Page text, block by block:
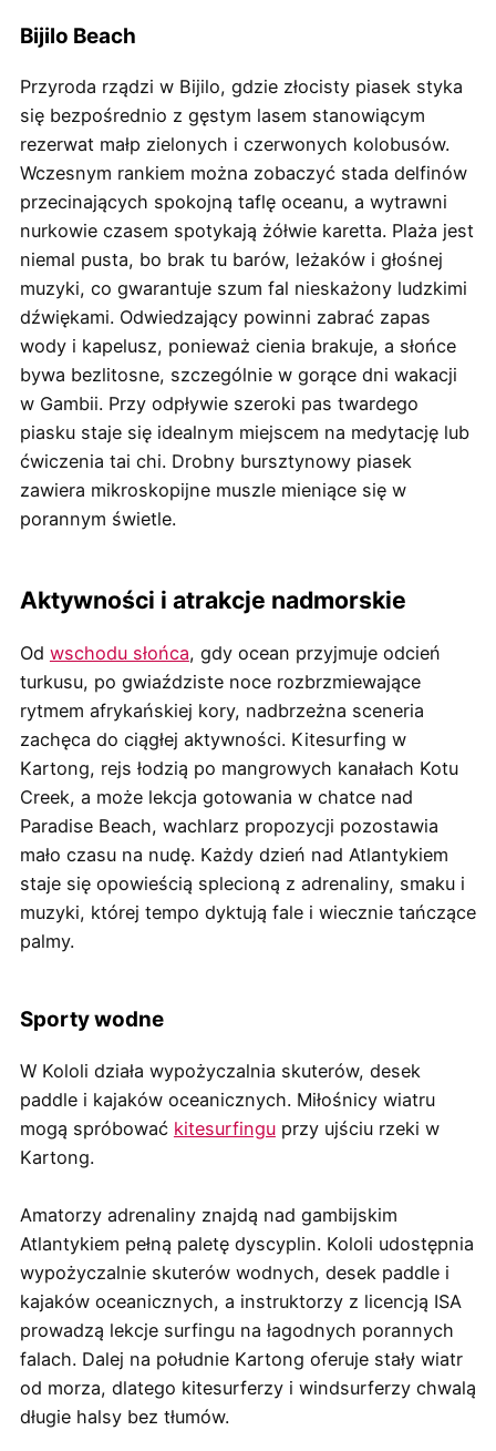
Bijilo Beach
Przyroda rządzi w Bijilo, gdzie złocisty piasek styka
się bezpośrednio z gęstym lasem stanowiącym
rezerwat małp zielonych i czerwonych kolobusów.
Wczesnym rankiem można zobaczyć stada delfinów
przecinających spokojną taflę oceanu, a wytrawni
nurkowie czasem spotykają żółwie karetta. Plaża jest
niemal pusta, bo brak tu barów, leżaków i głośnej
muzyki, co gwarantuje szum fal nieskażony ludzkimi
dźwiękami. Odwiedzający powinni zabrać zapas
wody i kapelusz, ponieważ cienia brakuje, a słońce
bywa bezlitosne, szczególnie w gorące dni wakacji
w Gambii. Przy odpływie szeroki pas twardego
piasku staje się idealnym miejscem na medytację lub
ćwiczenia tai chi. Drobny bursztynowy piasek
zawiera mikroskopijne muszle mieniące się w
porannym świetle.
Aktywności i atrakcje nadmorskie
Od wschodu słońca, gdy ocean przyjmuje odcień
turkusu, po gwiaździste noce rozbrzmiewające
rytmem afrykańskiej kory, nadbrzeżna sceneria
zachęca do ciągłej aktywności. Kitesurfing w
Kartong, rejs łodzią po mangrowych kanałach Kotu
Creek, a może lekcja gotowania w chatce nad
Paradise Beach, wachlarz propozycji pozostawia
mało czasu na nudę. Każdy dzień nad Atlantykiem
staje się opowieścią splecioną z adrenaliny, smaku i
muzyki, której tempo dyktują fale i wiecznie tańczące
palmy.
Sporty wodne
W Kololi działa wypożyczalnia skuterów, desek
paddle i kajaków oceanicznych. Miłośnicy wiatru
mogą spróbować kitesurfinguprzy ujściu rzeki w
Kartong.
Amatorzy adrenaliny znajdą nad gambijskim
Atlantykiem pełną paletę dyscyplin. Kololi udostępnia
wypożyczalnie skuterów wodnych, desek paddle i
kajaków oceanicznych, a instruktorzy z licencją ISA
prowadzą lekcje surfingu na łagodnych porannych
falach. Dalej na południe Kartong oferuje stały wiatr
od morza, dlatego kitesurferzy i windsurferzy chwalą
długie halsy bez tłumów.